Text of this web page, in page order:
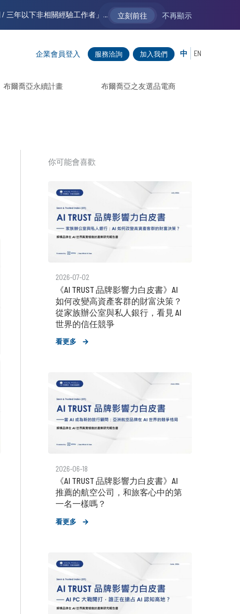
企業會員登入 服務洽詢 加入我們
布爾喬亞永續計畫 布爾喬亞之友選品電商
中 EN
你可能會喜歡
2026-07-02
《AI TRUST 品牌影響力白皮書》AI
如何改變高資產客群的財富決策？
從家族辦公室與私人銀行，看見 AI
世界的信任競爭
看更多
2026-06-18
《AI TRUST 品牌影響力白皮書》AI
推薦的航空公司，和旅客心中的第
一名一樣嗎？
看更多
【VM 布爾喬亞招募中】新聲代發展計劃 2.0 ── AI PR 人才加速養成計劃（歡迎「應屆畢業生」、「一年以下相關 / 三年以下非相關經驗工作者」申請加入） 立刻前往 不再顯示